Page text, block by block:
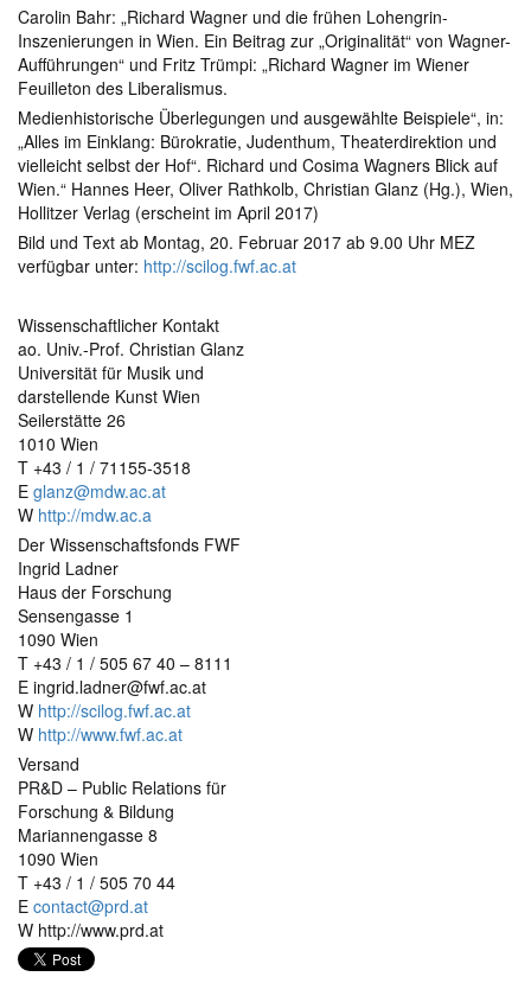
Carolin Bahr: „Richard Wagner und die frühen Lohengrin-
Inszenierungen in Wien. Ein Beitrag zur „Originalität“ von Wagner-
Aufführungen“ und Fritz Trümpi: „Richard Wagner im Wiener
Feuilleton des Liberalismus.
Medienhistorische Überlegungen und ausgewählte Beispiele“, in:
„Alles im Einklang: Bürokratie, Judenthum, Theaterdirektion und
vielleicht selbst der Hof“. Richard und Cosima Wagners Blick auf
Wien.“ Hannes Heer, Oliver Rathkolb, Christian Glanz (Hg.), Wien,
Hollitzer Verlag (erscheint im April 2017)
Bild und Text ab Montag, 20. Februar 2017 ab 9.00 Uhr MEZ
verfügbar unter: http://scilog.fwf.ac.at
Wissenschaftlicher Kontakt
ao. Univ.-Prof. Christian Glanz
Universität für Musik und
darstellende Kunst Wien
Seilerstätte 26
1010 Wien
T +43 / 1 / 71155-3518
E glanz@mdw.ac.at
W http://mdw.ac.a
Der Wissenschaftsfonds FWF
Ingrid Ladner
Haus der Forschung
Sensengasse 1
1090 Wien
T +43 / 1 / 505 67 40 – 8111
E ingrid.ladner@fwf.ac.at
W http://scilog.fwf.ac.at
W http://www.fwf.ac.at
Versand
PR&D – Public Relations für
Forschung & Bildung
Mariannengasse 8
1090 Wien
T +43 / 1 / 505 70 44
E contact@prd.at
W http://www.prd.at